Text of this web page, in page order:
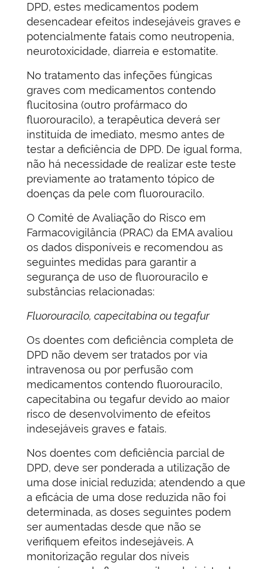
DPD, estes medicamentos podem
desencadear efeitos indesejáveis graves e
potencialmente fatais como neutropenia,
neurotoxicidade, diarreia e estomatite.
No tratamento das infeções fúngicas
graves com medicamentos contendo
flucitosina (outro profármaco do
fluorouracilo), a terapêutica deverá ser
instituída de imediato, mesmo antes de
testar a deficiência de DPD. De igual forma,
não há necessidade de realizar este teste
previamente ao tratamento tópico de
doenças da pele com fluorouracilo.
O Comité de Avaliação do Risco em
Farmacovigilância (PRAC) da EMA avaliou
os dados disponíveis e recomendou as
seguintes medidas para garantir a
segurança de uso de fluorouracilo e
substâncias relacionadas:
Fluorouracilo, capecitabina ou tegafur
Os doentes com deficiência completa de
DPD não devem ser tratados por via
intravenosa ou por perfusão com
medicamentos contendo fluorouracilo,
capecitabina ou tegafur devido ao maior
risco de desenvolvimento de efeitos
indesejáveis graves e fatais.
Nos doentes com deficiência parcial de
DPD, deve ser ponderada a utilização de
uma dose inicial reduzida; atendendo a que
a eficácia de uma dose reduzida não foi
determinada, as doses seguintes podem
ser aumentadas desde que não se
verifiquem efeitos indesejáveis. A
monitorização regular dos níveis